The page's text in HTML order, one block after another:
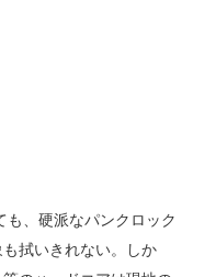
、硬派なパンクロック
拭いきれない。しか